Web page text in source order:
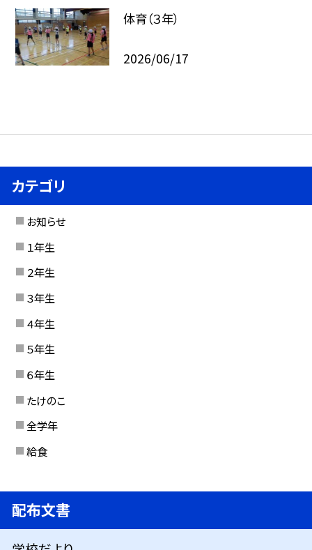
体育（３年）
2026/06/17
カテゴリ
お知らせ
１年生
２年生
３年生
４年生
５年生
６年生
たけのこ
全学年
給食
配布文書